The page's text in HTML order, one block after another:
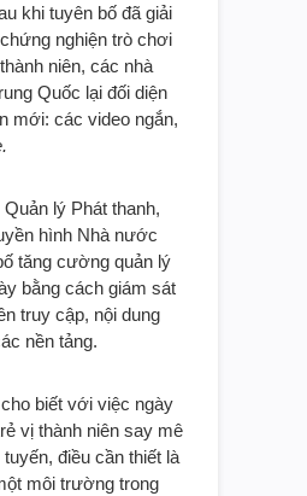
khi tuyên bố đã giải
nghiện trò chơi
niên, các nhà
Quốc lại đối diện
mới: các video ngắn,
lý Phát thanh,
hình Nhà nước
tăng cường quản lý
bằng cách giám sát
truy cập, nội dung
nền tảng.
biết với việc ngày
vị thành niên say mê
điều cần thiết là
môi trường trong